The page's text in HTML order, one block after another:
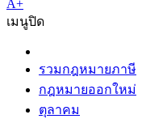
A+
เมนูปิด
รวมกฎหมายภาษี
กฎหมายออกใหม่
ตุลาคม